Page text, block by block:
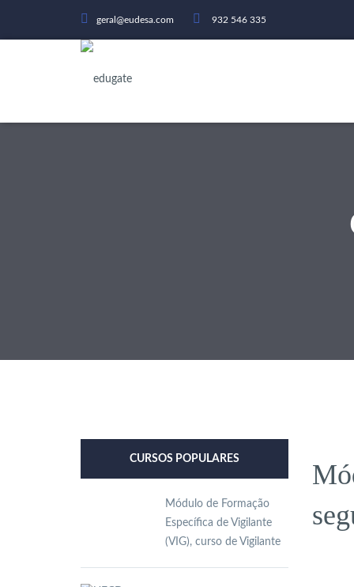
geral@eudesa.com 932 546 335
CURSOS POPULARES
Módulo de Formação
Específica de Vigilante
(VIG), curso de Vigilante